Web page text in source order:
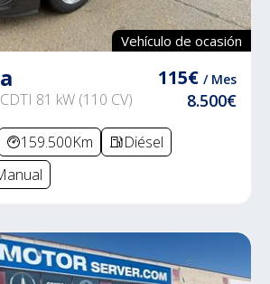
Vehículo de ocasión
81 kW (110 CV)
115€ / Mes
8.500€
159.500Km
Diésel